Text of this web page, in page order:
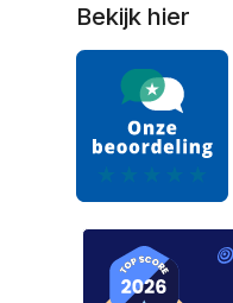
Bekijk hier